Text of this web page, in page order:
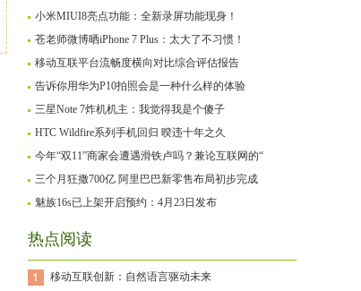
小米MIUI8亮点功能：全新录屏功能现身！
苍老师微博晒iPhone 7 Plus：太大了不习惯！
移动互联平台流畅度横向对比综合评估报告
告诉你用华为P10拍照会是一种什么样的体验
三星Note 7炸机机主：我觉得我是个傻子
HTC Wildfire系列手机回归 暌违十年之久
今年“双11”商家会遭遇滑铁卢吗？兼论互联网的“
三个月狂撒700亿 阿里巴巴新零售布局初步完成
魅族16s已上架开启预约：4月23日发布
热点阅读
移动互联创新：自然语言驱动未来